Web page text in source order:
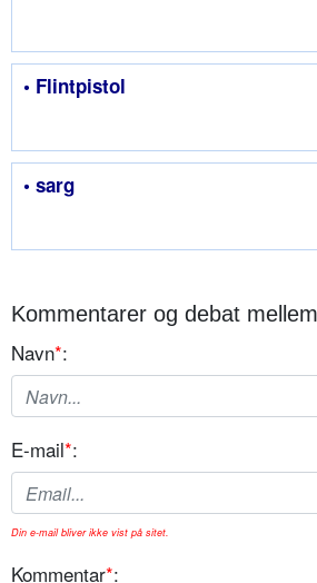
• Flintpistol
• sarg
Kommentarer og debat
Navn*:
E-mail*:
Din e-mail bliver ikke vist på sitet.
Kommentar*: